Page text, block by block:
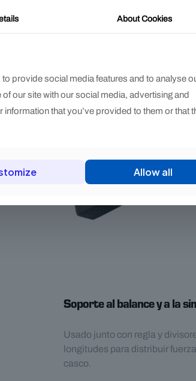
Soporte al balance y a la
Usado junto con regla y
longitudes para distribuir
casco.
AboutCookies
provide social media features and to analyse
our site with our social media, advertising and
that you’ve provided to them or that
Allow all